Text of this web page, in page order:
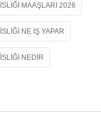
MAAŞLARI 2026
NE IŞ YAPAR
NEDIR